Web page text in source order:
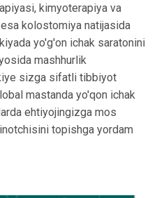
kimyoterapiya va
kolostomiya natijasida
yo'g'on ichak saratonini
mashhurlik
sizga sifatli tibbiyot
mastanda yo'qon ichak
ehtiyojingizga mos
topishga yordam